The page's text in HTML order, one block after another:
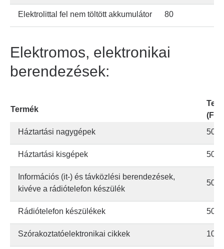
Elektrolittal fel nem töltött akkumulátor 80
Elektromos, elektronikai
berendezések:
Termék
(Ft/
Háztartási nagygépek
50
Háztartási kisgépek 50
Információs (it-) és távközlési berendezések,
kivéve a rádiótelefon készülék
50
Rádiótelefon készülékek 500
Szórakoztatóelektronikai cikkek 100